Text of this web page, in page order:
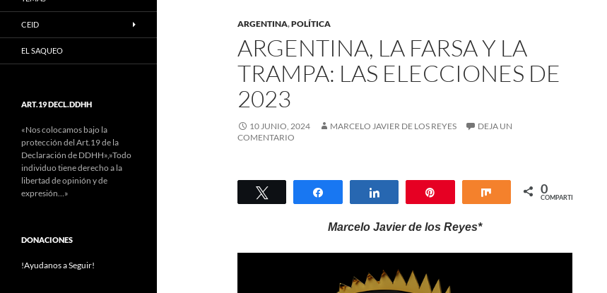
ARGENTINA,POLÍTICA
ARGENTINA, LA FARSA Y LA
TRAMPA: LAS ELECCIONES DE
2023
10 JUNIO, 2024 MARCELO JAVIER DE LOS REYES
DEJA UN
COMENTARIO
Twittear Compartir Compartir Compartir
0
COMPARTIR
Marcelo Javier de los Reyes*
CEID
EL SAQUEO
ART.19 DECL.DDHH
«Nos colocamos bajo la
protección del Art.19 de la
Declaración de DDHH»,»Todo
individuo tiene derecho a la
libertad de opinión y de
expresión…»
DONACIONES
!Ayudanos a Seguir!